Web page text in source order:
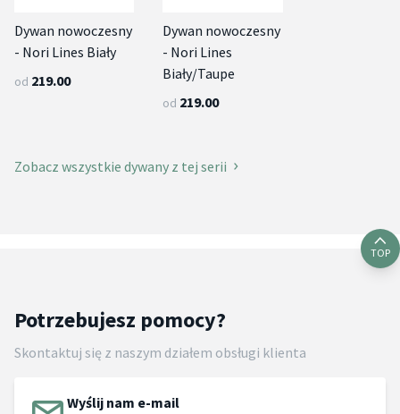
Dywan nowoczesny
- Nori Lines Biały
od 219.00
Dywan nowoczesny
- Nori Lines
Biały/Taupe
od 219.00
Zobacz wszystkie dywany z tej serii
TOP
Potrzebujesz pomocy?
Skontaktuj się z naszym działem obsługi klienta
Wyślij nam e-mail